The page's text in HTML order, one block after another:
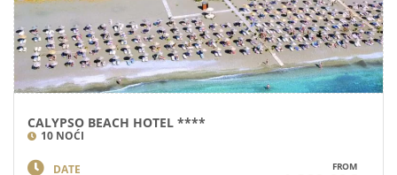
CALYPSO BEACH HOTEL ****
10 NOĆI
DATE
FROM